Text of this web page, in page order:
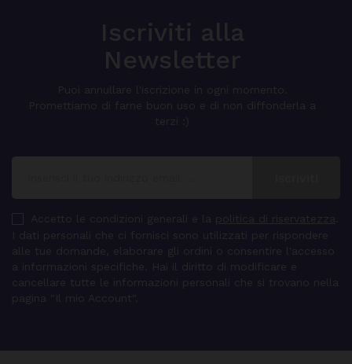
Iscriviti alla
Newsletter
Puoi annullare l'iscrizione in ogni momento.
Promettiamo di farne buon uso e di non diffonderla a
terzi :)
Accetto le condizioni generali e la politica di riservatezza
I dati personali che ci fornisci sono utilizzati per rispondere
alle tue domande, elaborare gli ordini o consentire l'accesso
a informazioni specifiche. Hai il diritto di modificare e
cancellare tutte le informazioni personali che si trovano nella
pagina "Il mio Account".